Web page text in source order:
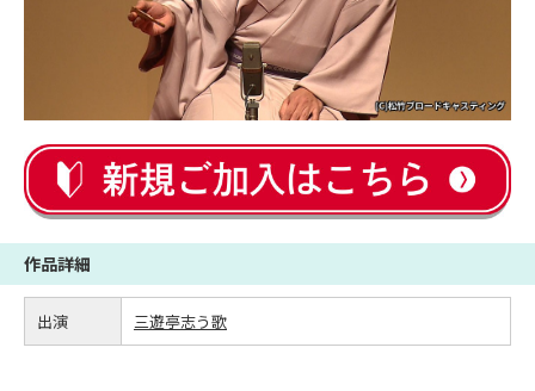
作品詳細
出演 三遊亭志う歌